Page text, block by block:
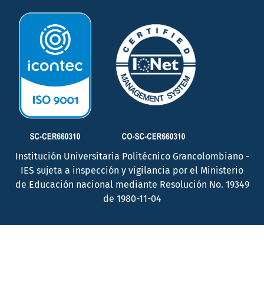
Institución Universitaria Politécnico Grancolombiano -
IES sujeta a inspección y vigilancia por el Ministerio
de Educación nacional mediante Resolución No. 19349
de 1980-11-04